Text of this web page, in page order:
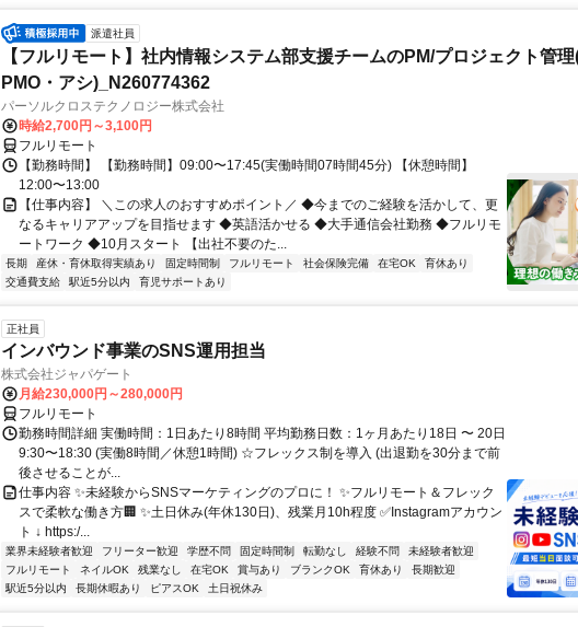
派遣社員
【フルリモート】社内情報システム部支援チームのPM/プロジェクト管
PMO・アシ)_N260774362
パーソルクロステクノロジー株式会社
時給2,700円～3,100円
フルリモート
【勤務時間】 【勤務時間】09:00〜17:45(実働時間07時間45分) 【休憩時間】
12:00〜13:00
【仕事内容】 ＼この求人のおすすめポイント／ ◆今までのご経験を活かして、更
なるキャリアアップを目指せます ◆英語活かせる ◆大手通信会社勤務 ◆フルリモ
ートワーク ◆10月スタート 【出社不要のた...
長期 産休・育休取得実績あり 固定時間制 フルリモート 社会保険完備 在宅OK
育休あり
交通費支給
駅近5分以内 育児サポートあり
正社員
インバウンド事業のSNS運用担当
株式会社ジャパゲート
月給230,000円～280,000円
フルリモート
勤務時間詳細 実働時間：1日あたり8時間 平均勤務日数：1ヶ月あたり18日 〜 20日
9:30〜18:30 (実働8時間／休憩1時間) ☆フレックス制を導入 (出退勤を30分まで前
後させることが...
仕事内容 ✨未経験からSNSマーケティングのプロに！ ✨フルリモート＆フレック
スで柔軟な働き方🏢 ✨土日休み(年休130日)、残業月10h程度 ✅Instagramアカウン
ト ↓ https:/...
業界未経験者歓迎 フリーター歓迎 学歴不問 固定時間制 転勤なし 経験不問
未経験者歓迎
フルリモート
ネイルOK 残業なし 在宅OK 賞与あり ブランクOK 育休あり
長期歓迎
駅近5分以内
長期休暇あり ピアスOK 土日祝休み